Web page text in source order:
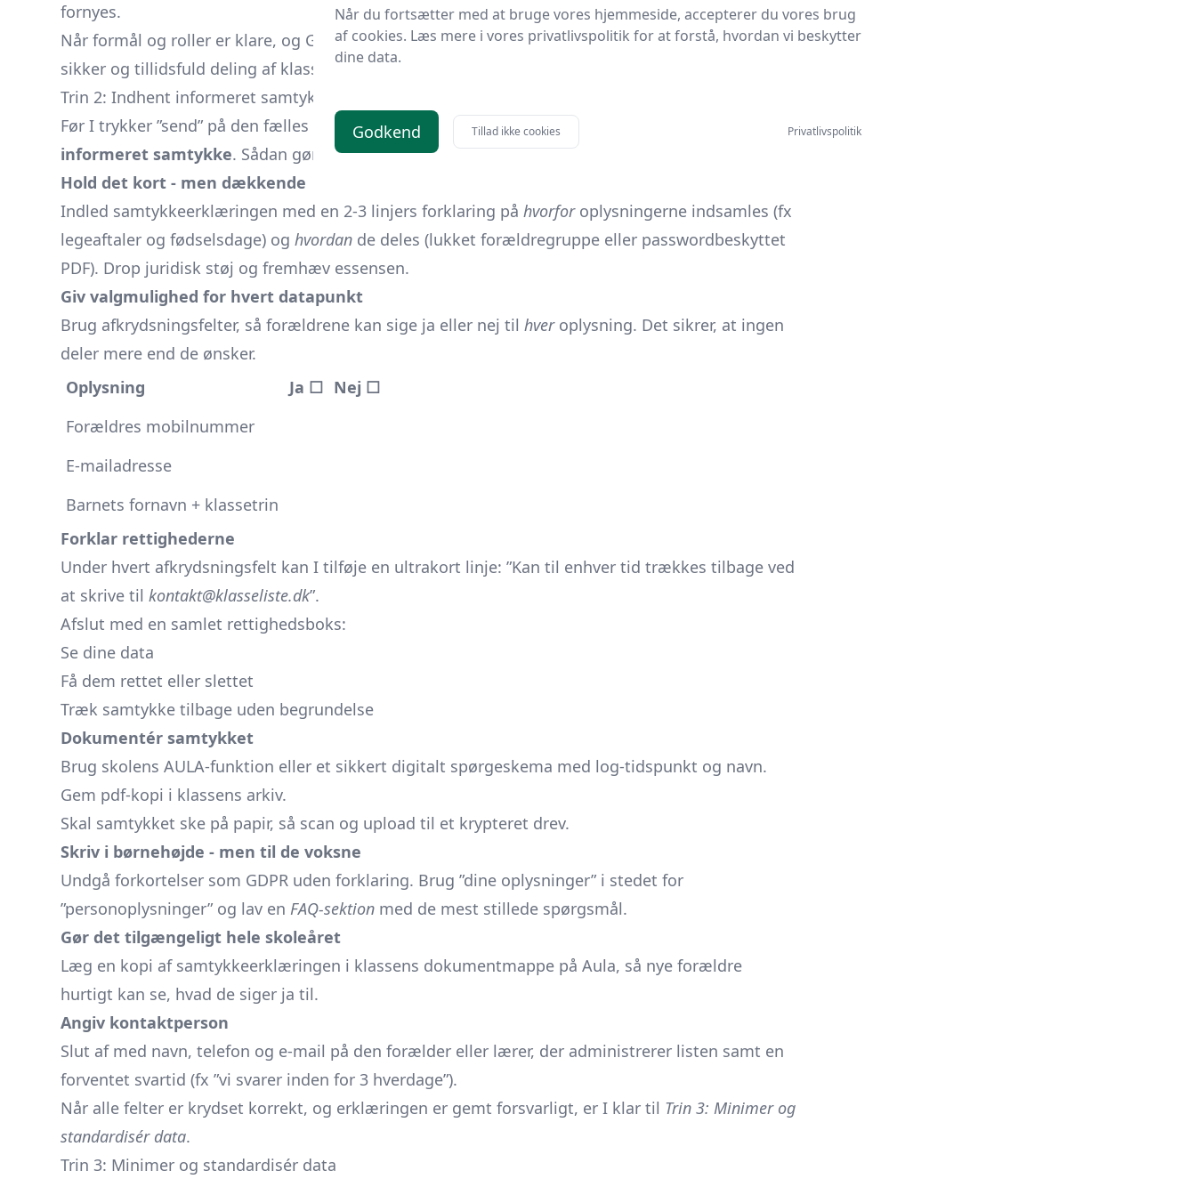
fornyes.
Når formål og roller er klare, og GDPR-rammen er kommunikeret, er fundamentet lagt for en
sikker og tillidsfuld deling af klassens kontaktoplysninger.
Trin 2: Indhent informeret samtykke fra alle forældre
Før I trykker ”send” på den fælles klasseliste, skal alle forældre have givet
informeret samtykke. Sådan gør I:
Hold det kort - men dækkende
Indled samtykkeerklæringen med en 2-3 linjers forklaring på hvorforoplysningerne indsamles (fx
legeaftaler og fødselsdage) og hvordan de deles (lukket forældregruppe eller passwordbeskyttet
PDF). Drop juridisk støj og fremhæv essensen.
Giv valgmulighed for hvert datapunkt
Brug afkrydsningsfelter, så forældrene kan sige ja eller nej til hveroplysning. Det sikrer, at ingen
deler mere end de ønsker.
Oplysning
Ja ☐ Nej ☐
Forældres mobilnummer
E-mailadresse
Barnets fornavn + klassetrin
Forklar rettighederne
Under hvert afkrydsningsfelt kan I tilføje en ultrakort linje: ”Kan til enhver tid trækkes tilbage ved
at skrive til kontakt@klasseliste.dk”.
Afslut med en samlet rettighedsboks:
Se dine data
Få dem rettet eller slettet
Træk samtykke tilbage uden begrundelse
Dokumentér samtykket
Brug skolens AULA-funktion eller et sikkert digitalt spørgeskema med log-tidspunkt og navn.
Gem pdf-kopi i klassens arkiv.
Skal samtykket ske på papir, så scan og upload til et krypteret drev.
Skriv i børnehøjde - men til de voksne
Undgå forkortelser som GDPR uden forklaring. Brug ”dine oplysninger” i stedet for
”personoplysninger” og lav en FAQ-sektion med de mest stillede spørgsmål.
Gør det tilgængeligt hele skoleåret
Læg en kopi af samtykkeerklæringen i klassens dokumentmappe på Aula, så nye forældre
hurtigt kan se, hvad de siger ja til.
Angiv kontaktperson
Slut af med navn, telefon og e-mail på den forælder eller lærer, der administrerer listen samt en
forventet svartid (fx ”vi svarer inden for 3 hverdage”).
Når alle felter er krydset korrekt, og erklæringen er gemt forsvarligt, er I klar til Trin 3: Minimer og
standardisér data.
Trin 3: Minimer og standardisér data
Når du fortsætter med at bruge vores hjemmeside, accepterer du vores brug
af cookies. Læs mere i vores privatlivspolitik for at forstå, hvordan vi beskytter
dine data.
Godkend Tillad ikke cookies Privatlivspolitik